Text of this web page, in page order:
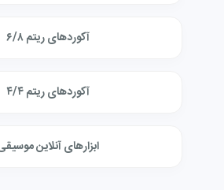
آکوردهای ریتم ۶/۸
آکوردهای ریتم ۴/۴
ابزارهای آنلاین